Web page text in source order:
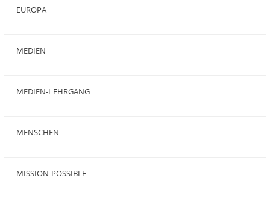
EUROPA
MEDIEN
MEDIEN-LEHRGANG
MENSCHEN
MISSION POSSIBLE